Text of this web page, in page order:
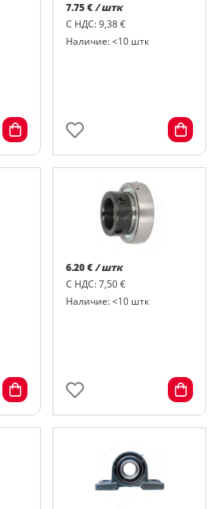
7.75 € / штк
С НДС: 9,38 €
Наличие: <10 штк
6.20 € / штк
С НДС: 7,50 €
Наличие: <10 штк